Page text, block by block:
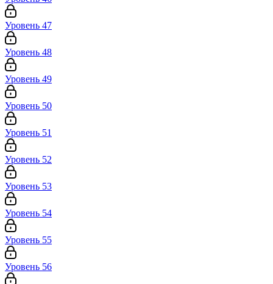
Уровень 47
Уровень 48
Уровень 49
Уровень 50
Уровень 51
Уровень 52
Уровень 53
Уровень 54
Уровень 55
Уровень 56